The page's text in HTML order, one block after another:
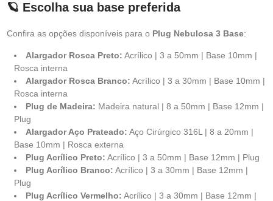
🪐 Escolha sua base preferida
Confira as opções disponíveis para o Plug Nebulosa 3 Base:
Alargador Rosca Preto: Acrílico | 3 a 50mm | Base 10mm |
Rosca interna
Alargador Rosca Branco: Acrílico | 3 a 30mm | Base 10mm |
Rosca interna
Plug de Madeira: Madeira natural | 8 a 50mm | Base 12mm |
Plug
Alargador Aço Prateado: Aço Cirúrgico 316L | 8 a 20mm |
Base 10mm | Rosca externa
Plug Acrílico Preto: Acrílico | 3 a 50mm | Base 12mm | Plug
Plug Acrílico Branco: Acrílico | 3 a 30mm | Base 12mm |
Plug
Plug Acrílico Vermelho: Acrílico | 3 a 30mm | Base 12mm |